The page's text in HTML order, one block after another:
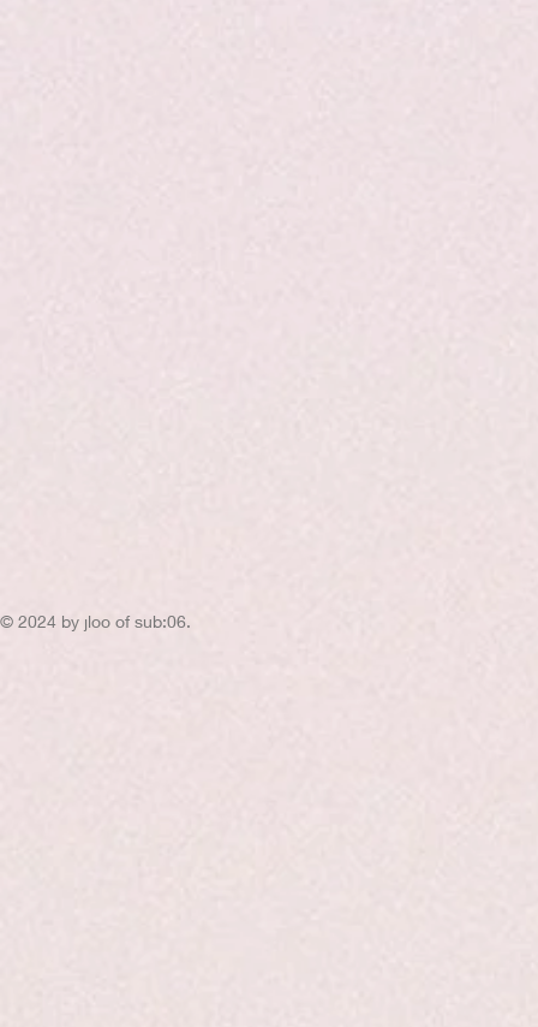
© 2024 by jloo of sub:06.